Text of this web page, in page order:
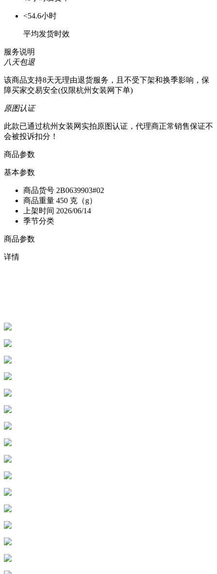
<54.6小时
平均发货时效
服务说明
八天包退
该商品支持8天无理由退货服务，且不受下架和换季影响，保
障买家交易安全(仅限杭州女装网下单)
原图认证
此款已通过杭州女装网实拍原图认证，代理商正常销售保证不
会被投诉扣分！
商品参数
基本参数
商品货号 2B0639903#02
商品重量 450 克（g）
上架时间 2026/06/14
季节分类
商品参数
详情